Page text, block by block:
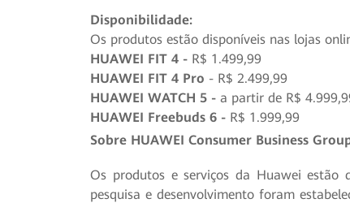
Disponibilidade:
Os produtos estão disponíveis nas lojas
HUAWEI FIT 4 - R$ 1.499,99
HUAWEI FIT 4 Pro - R$ 2.499,99
HUAWEI WATCH 5 -a partir de R$
HUAWEI Freebuds 6 - R$ 1.999,99
Sobre HUAWEI Consumer Business
Os produtos e serviços da Huawei estão
pesquisa e desenvolvimento foram